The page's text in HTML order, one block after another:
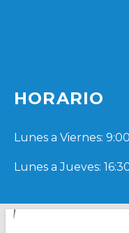
HORARIO
Lunes a Viernes:
Lunes a Jueves: